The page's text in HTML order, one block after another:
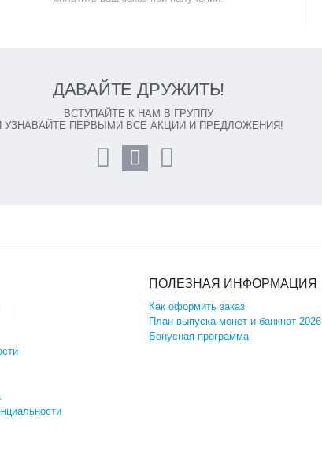
ДАВАЙТЕ ДРУЖИТЬ!
ВСТУПАЙТЕ К НАМ В ГРУППУ
УЗНАВАЙТЕ ПЕРВЫМИ ВСЕ АКЦИИ И ПРЕДЛОЖЕНИЯ!
ПОЛЕЗНАЯ ИНФОРМАЦИЯ
Как оформить заказ
План выпуска монет и банкнот 2026
Бонусная программа